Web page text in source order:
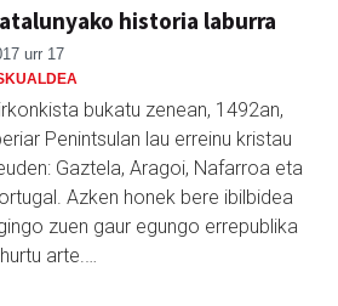
historia laburra
urr 17
bukatu zenean, 1492an,
Penintsulan lau erreinu kristau
Gaztela, Aragoi, Nafarroa eta
Azken honek bere ibilbidea
zuen gaur egungo errepublika
arte.…